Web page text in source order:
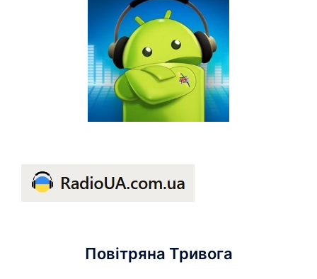
Повітряна Тривога